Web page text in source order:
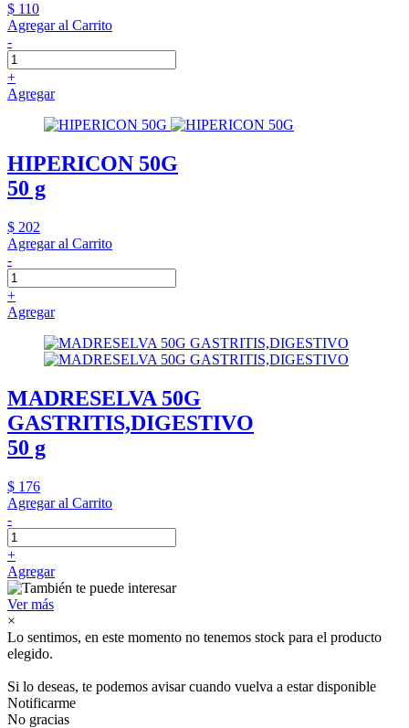
$ 110
Agregar al Carrito
-
+
Agregar
HIPERICON 50G
50 g
$ 202
Agregar al Carrito
-
+
Agregar
MADRESELVA 50G
GASTRITIS,DIGESTIVO
50 g
$ 176
Agregar al Carrito
-
+
Agregar
Ver más
×
Lo sentimos, en este momento no tenemos stock para el producto
elegido.
Si lo deseas, te podemos avisar cuando vuelva a estar disponible
Notificarme
No gracias